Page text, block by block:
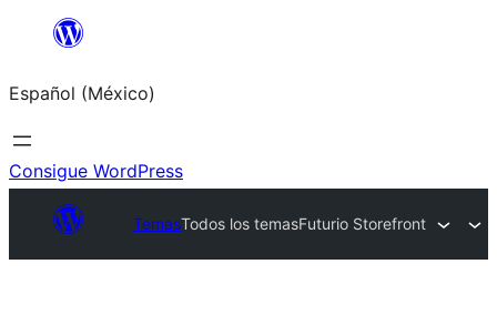
Saltar
contenido
Español (México)
Consigue WordPress
TemasTodos los temasFuturio Storefront